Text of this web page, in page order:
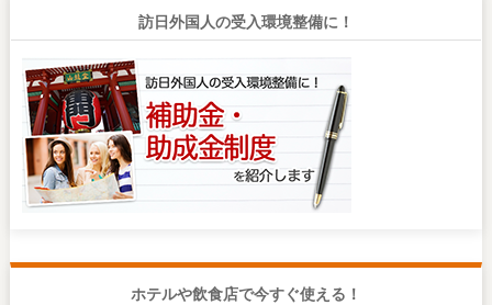
訪日外国人の受入環境整備に！
ホテルや飲食店で今すぐ使える！